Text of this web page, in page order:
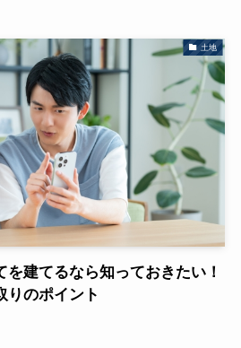
土地
を建てるなら知っておきたい！
りのポイント